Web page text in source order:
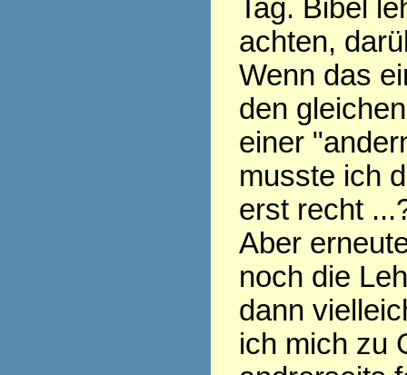
Tag. Bibel
achten,
Wenn das
den
einer
musste ich
erst recht
Aber
noch die
dann
ich mich zu